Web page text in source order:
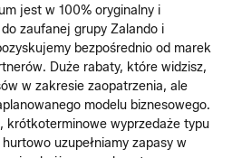
jest w 100% oryginalny i
zaufanej grupy Zalando i
bezpośrednio od marek
Duże rabaty, które widzisz,
w zakresie zaopatrzenia, ale
modelu biznesowego.
krótkoterminowe wyprzedaże typu
uzupełniamy zapasy w